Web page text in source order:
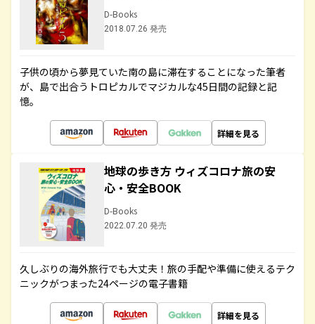
D-Books
2018.07.26 発売
子供の頃から夢見ていた南の島に滞在することになった筆者
が、島で出合うトロピカルでマジカルな45日間の記録と記
憶。
詳細を見る
地球の歩き方 ウィズコロナ旅の安
心・安全BOOK
D-Books
2022.07.20 発売
久しぶりの海外旅行でも大丈夫！旅の手配や準備に使えるテク
ニックがつまった24ページの電子書籍
詳細を見る